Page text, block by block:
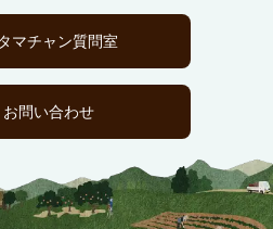
タマチャン質問室
お問い合わせ